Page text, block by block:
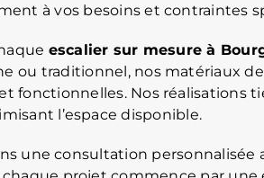
à vos besoins et contraintes
escalier sur mesure à
ou traditionnel, nos matériaux
fonctionnelles. Nos réalisations
l’espace disponible.
une consultation